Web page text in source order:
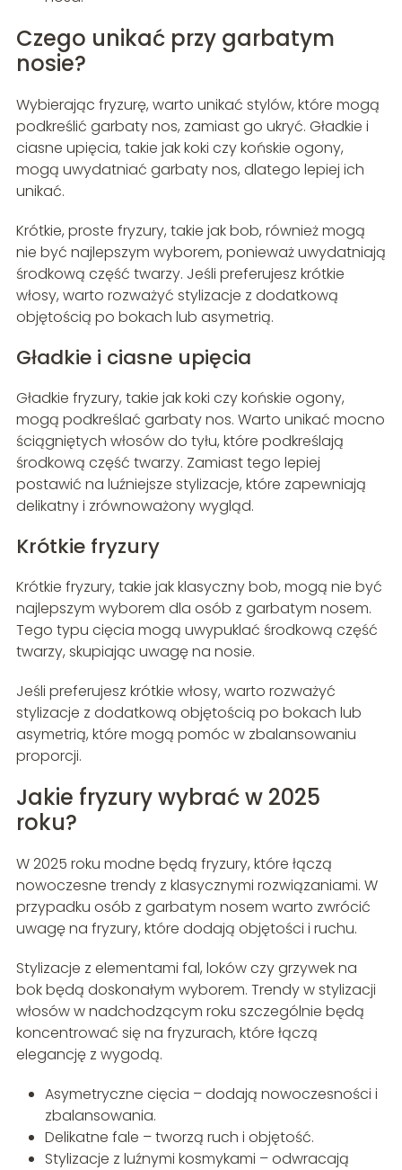
Czego unikać przy garbatym
nosie?
Wybierając fryzurę, warto unikać stylów, które mogą
podkreślić garbaty nos, zamiast go ukryć. Gładkie i
ciasne upięcia, takie jak koki czy końskie ogony,
mogą uwydatniać garbaty nos, dlatego lepiej ich
unikać.
Krótkie, proste fryzury, takie jak bob, również mogą
nie być najlepszym wyborem, ponieważ uwydatniają
środkową część twarzy. Jeśli preferujesz krótkie
włosy, warto rozważyć stylizacje z dodatkową
objętością po bokach lub asymetrią.
Gładkie i ciasne upięcia
Gładkie fryzury, takie jak koki czy końskie ogony,
mogą podkreślać garbaty nos. Warto unikać mocno
ściągniętych włosów do tyłu, które podkreślają
środkową część twarzy. Zamiast tego lepiej
postawić na luźniejsze stylizacje, które zapewniają
delikatny i zrównoważony wygląd.
Krótkie fryzury
Krótkie fryzury, takie jak klasyczny bob, mogą nie być
najlepszym wyborem dla osób z garbatym nosem.
Tego typu cięcia mogą uwypuklać środkową część
twarzy, skupiając uwagę na nosie.
Jeśli preferujesz krótkie włosy, warto rozważyć
stylizacje z dodatkową objętością po bokach lub
asymetrią, które mogą pomóc w zbalansowaniu
proporcji.
Jakie fryzury wybrać w 2025
roku?
W 2025 roku modne będą fryzury, które łączą
nowoczesne trendy z klasycznymi rozwiązaniami. W
przypadku osób z garbatym nosem warto zwrócić
uwagę na fryzury, które dodają objętości i ruchu.
Stylizacje z elementami fal, loków czy grzywek na
bok będą doskonałym wyborem. Trendy w stylizacji
włosów w nadchodzącym roku szczególnie będą
koncentrować się na fryzurach, które łączą
elegancję z wygodą.
Asymetryczne cięcia – dodają nowoczesności i
zbalansowania.
Delikatne fale – tworzą ruch i objętość.
Stylizacje z luźnymi kosmykami – odwracają